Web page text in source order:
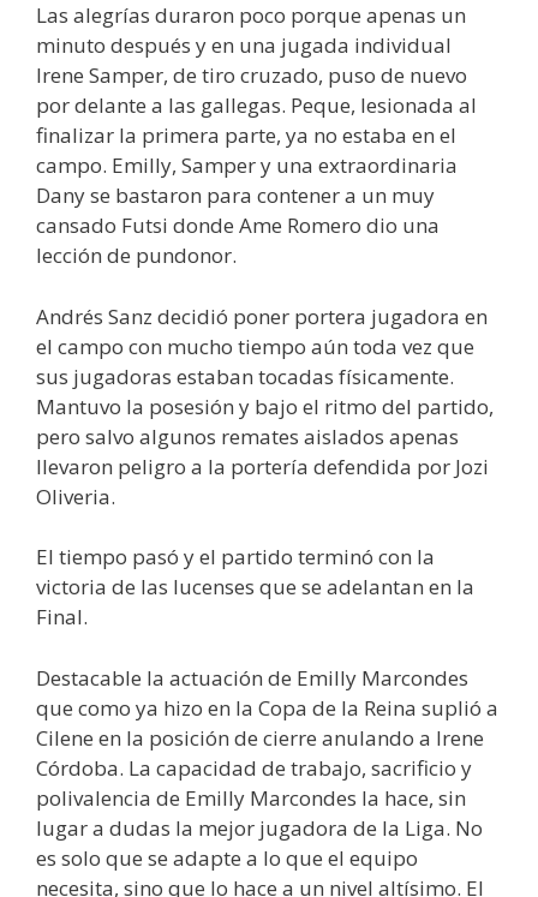
Las alegrías duraron poco porque apenas un
minuto después y en una jugada individual
Irene Samper, de tiro cruzado, puso de nuevo
por delante a las gallegas. Peque, lesionada al
finalizar la primera parte, ya no estaba en el
campo. Emilly, Samper y una extraordinaria
Dany se bastaron para contener a un muy
cansado Futsi donde Ame Romero dio una
lección de pundonor.
Andrés Sanz decidió poner portera jugadora en
el campo con mucho tiempo aún toda vez que
sus jugadoras estaban tocadas físicamente.
Mantuvo la posesión y bajo el ritmo del partido,
pero salvo algunos remates aislados apenas
llevaron peligro a la portería defendida por Jozi
Oliveria.
El tiempo pasó y el partido terminó con la
victoria de las lucenses que se adelantan en la
Final.
Destacable la actuación de Emilly Marcondes
que como ya hizo en la Copa de la Reina suplió a
Cilene en la posición de cierre anulando a Irene
Córdoba. La capacidad de trabajo, sacrificio y
polivalencia de Emilly Marcondes la hace, sin
lugar a dudas la mejor jugadora de la Liga. No
es solo que se adapte a lo que el equipo
necesita, sino que lo hace a un nivel altísimo. El